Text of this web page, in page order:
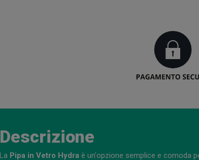
Descrizione
La Pipa in Vetro Hydra è un'opzione semplice e comoda